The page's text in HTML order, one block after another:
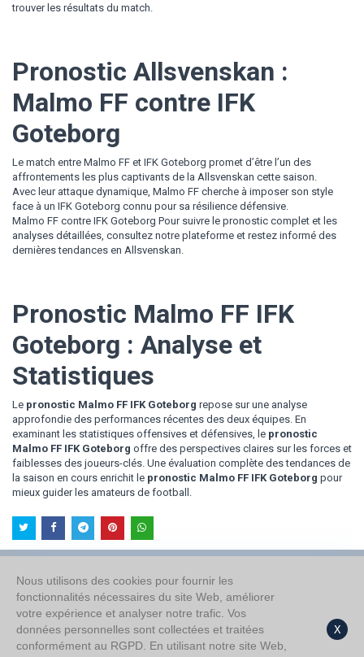
trouver les résultats du match.
Pronostic Allsvenskan :
Malmo FF contre IFK
Goteborg
Le match entre Malmo FF et IFK Goteborg promet d’être l’un des
affrontements les plus captivants de la Allsvenskan cette saison.
Avec leur attaque dynamique, Malmo FF cherche à imposer son style
face à un IFK Goteborg connu pour sa résilience défensive.
Malmo FF contre IFK Goteborg Pour suivre le pronostic complet et les
analyses détaillées, consultez notre plateforme et restez informé des
dernières tendances en Allsvenskan.
Pronostic Malmo FF IFK
Goteborg : Analyse et
Statistiques
Le pronostic Malmo FF IFK Goteborg repose sur une analyse
approfondie des performances récentes des deux équipes. En
examinant les statistiques offensives et défensives, le pronostic
Malmo FF IFK Goteborg offre des perspectives claires sur les forces et
faiblesses des joueurs-clés. Une évaluation complète des tendances de
la saison en cours enrichit le pronostic Malmo FF IFK Goteborg pour
mieux guider les amateurs de football.
À propos de nous
Politique de confidentialité
Nous utilisons des cookies pour fournir les
fonctionnalités nécessaires du site Web, améliorer
votre expérience et analyser notre trafic. Vos
données personnelles sont collectées et traitées
conformément au RGPD. En utilisant notre site Web,
X